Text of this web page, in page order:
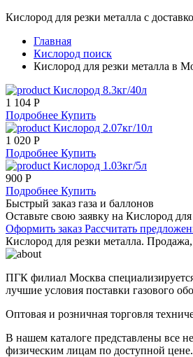
Кислород для резки металла с
Главная
Кислород поиск
Кислород для резки металла в
Кислород 8.3кг/40л
1 104 Р
Подробнее Купить
Кислород 2.07кг/10л
1 020 Р
Подробнее Купить
Кислород 1.03кг/5л
900 Р
Подробнее Купить
Быстрый заказ газа и баллонов
Оставьте свою заявку на Кислород
Оформить заказ Рассчитать
Кислород для резки металла.
ПГК филиал Москва
лучшие условия поставки газового
Оптовая и розничная торговля
В нашем каталоге представлены все
физическим лицам по доступной цене.